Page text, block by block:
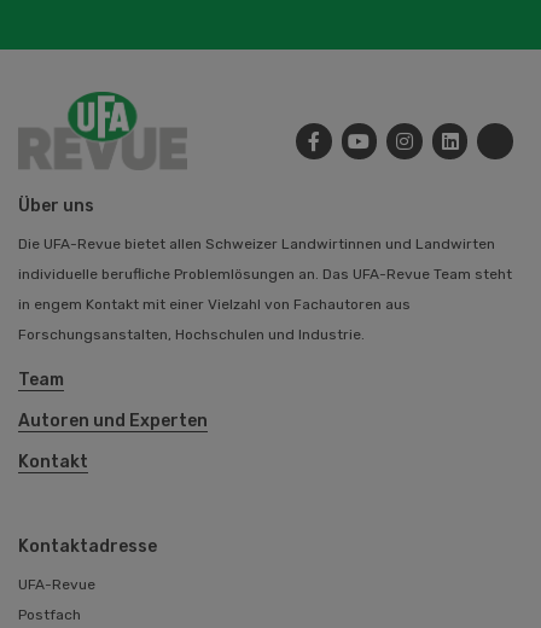
Über uns
Die UFA-Revue bietet allen Schweizer Landwirtinnen und Landwirten
individuelle berufliche Problemlösungen an. Das UFA-Revue Team steht
in engem Kontakt mit einer Vielzahl von Fachautoren aus
Forschungsanstalten, Hochschulen und Industrie.
Team
Autoren und Experten
Kontakt
Kontaktadresse
UFA-Revue
Postfach